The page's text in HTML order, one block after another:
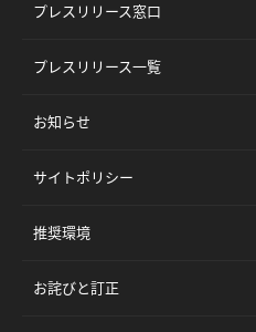
プレスリリース窓口
プレスリリース一覧
お知らせ
サイトポリシー
推奨環境
お詫びと訂正